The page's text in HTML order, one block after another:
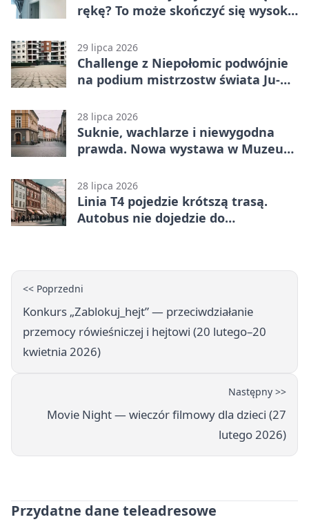
rękę? To może skończyć się wysoką
29 lipca 2026
Challenge z Niepołomic podwójnie
na podium mistrzostw świata Ju-
28 lipca 2026
Suknie, wachlarze i niewygodna
prawda. Nowa wystawa w Muzeum
28 lipca 2026
Linia T4 pojedzie krótszą trasą.
Autobus nie dojedzie do
<< Poprzedni
Konkurs „Zablokuj_hejt” — przeciwdziałanie
przemocy rówieśniczej i hejtowi (20 lutego–20
kwietnia 2026)
Następny >>
Movie Night — wieczór filmowy dla dzieci (27
lutego 2026)
Przydatne dane teleadresowe